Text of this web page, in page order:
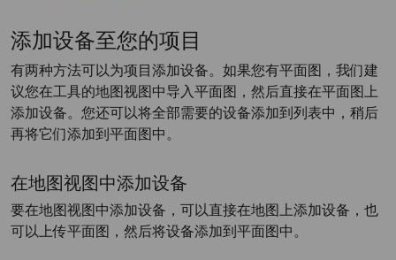
添加设备至您的项目
有两种方法可以为项目添加设备。如果您有平面图，我们建
议您在工具的地图视图中导入平面图，然后直接在平面图上
添加设备。您还可以将全部需要的设备添加到列表中，稍后
再将它们添加到平面图中。
在地图视图中添加设备
要在地图视图中添加设备，可以直接在地图上添加设备，也
可以上传平面图，然后将设备添加到平面图中。